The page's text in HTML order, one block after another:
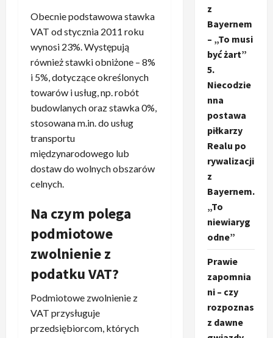
Obecnie podstawowa stawka
VAT od stycznia 2011 roku
wynosi 23%. Występują
również stawki obniżone – 8%
i 5%, dotyczące określonych
towarów i usług, np. robót
budowlanych oraz stawka 0%,
stosowana m.in. do usług
transportu
międzynarodowego lub
dostaw do wolnych obszarów
celnych.
Na czym polega
podmiotowe
zwolnienie z
podatku VAT?
Podmiotowe zwolnienie z
VAT przysługuje
przedsiębiorcom, których
z
Bayernem
– „To musi
być żart”
5.
Niecodzie
nna
postawa
piłkarzy
Realu po
rywalizacji
z
Bayernem.
„To
niewiaryg
odne”
Prawie
zapomnia
ni – czy
rozpoznas
z dawne